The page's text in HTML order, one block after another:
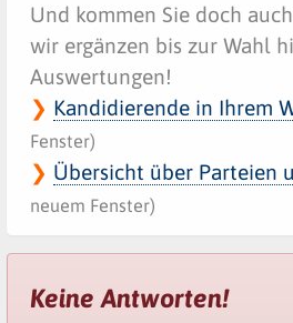
Und kommen Sie doch
wir ergänzen bis zur Wahl
Auswertungen!
❯ Kandidierende in Ihrem
Fenster)
❯ Übersicht über Parteien
neuem Fenster)
Keine Antworten!